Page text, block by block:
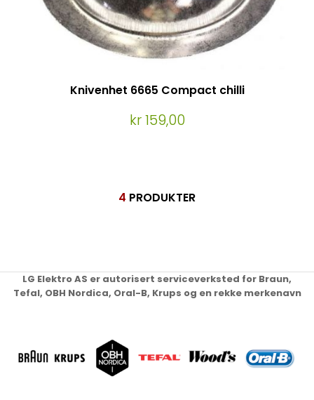
Knivenhet 6665 Compact chilli
kr 159,00
4 PRODUKTER
LG Elektro AS er autorisert serviceverksted for Braun,
Tefal, OBH Nordica, Oral-B, Krups og en rekke merkenavn